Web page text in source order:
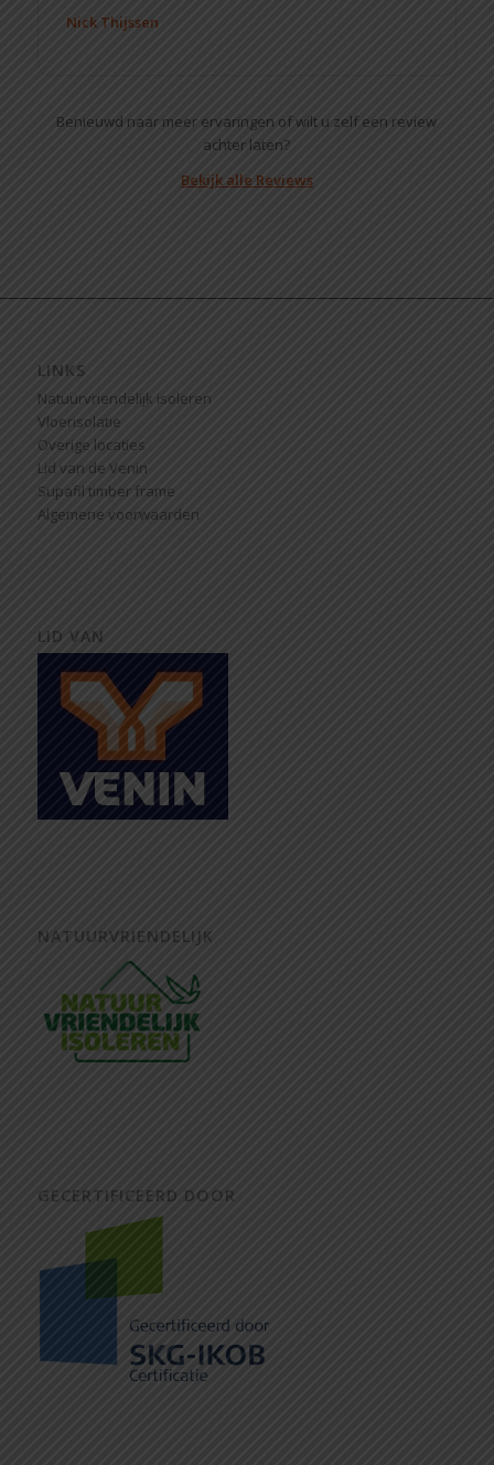
Nick Thijssen
Benieuwd naar meer ervaringen of wilt u zelf een review
achter laten?
Bekijk alle Reviews
LINKS
Natuurvriendelijk isoleren
Vloerisolatie
Overige locaties
Lid van de Venin
Supafil timber frame
Algemene voorwaarden
LID VAN
NATUURVRIENDELIJK
GECERTIFICEERD DOOR